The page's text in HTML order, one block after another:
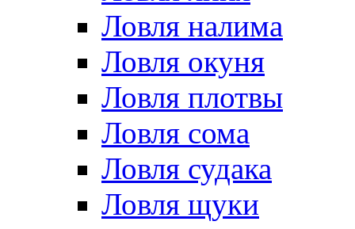
Ловля налима
Ловля окуня
Ловля плотвы
Ловля сома
Ловля судака
Ловля щуки